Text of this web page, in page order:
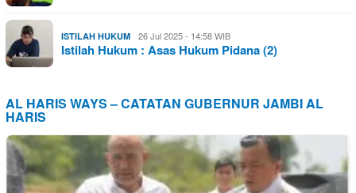
ISTILAH HUKUM 26 Jul 2025 - 14:58 WIB
Istilah Hukum : Asas Hukum Pidana (2)
AL HARIS WAYS – CATATAN GUBERNUR JAMBI AL
HARIS